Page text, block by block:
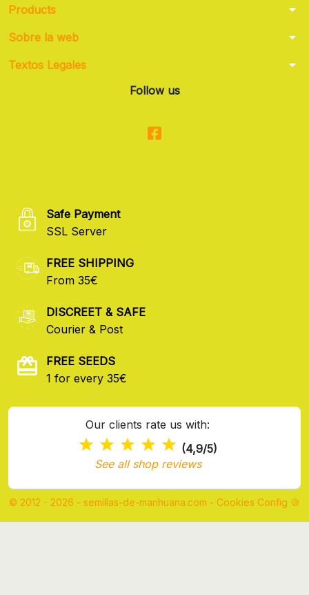
Products arrow_drop_down
Sobre la web arrow_drop_down
Textos Legales arrow_drop_down
Follow us
Safe Payment
SSL Server
FREE SHIPPING
From 35€
DISCREET & SAFE
Courier & Post
FREE SEEDS
1 for every 35€
Our clients rate us with:
(4,9/5)
See all shop reviews
© 2012 - 2026 - semillas-de-marihuana.com - Cookies Config 🍪